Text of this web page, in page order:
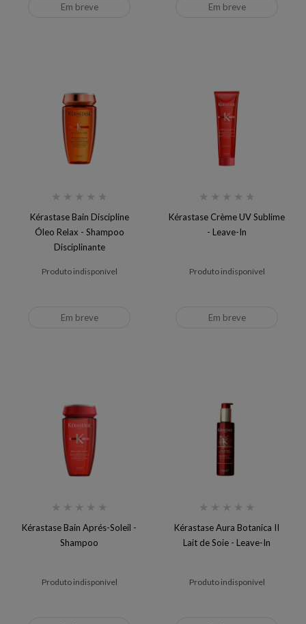
Em breve Em breve
★ ★ ★ ★ ★
Kérastase Bain Discipline
Óleo Relax - Shampoo
Disciplinante
Produto indisponível
Em breve
★ ★ ★ ★ ★
Kérastase Crème UV Sublime
- Leave-In
Produto indisponível
Em breve
★ ★ ★ ★ ★
Kérastase Bain Aprés-Soleil -
Shampoo
Produto indisponível
★ ★ ★ ★ ★
Kérastase Aura Botanica II
Lait de Soie - Leave-In
Produto indisponível